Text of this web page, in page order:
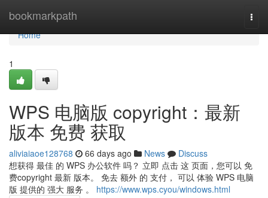
bookmarkpath
Home
Home
1
WPS 电脑版 copyright：最新
版本 免费 获取
aliviaiaoe128768 66 days ago News
Discuss
想获得 最佳 的 WPS 办公软件 吗？ 立即 点击 这 页面，您可以 免
费copyright 最新 版本。 免去 额外 的 支付， 可以 体验 WPS 电脑
版 提供的 强大 服务 。 https://www.wps.cyou/windows.html